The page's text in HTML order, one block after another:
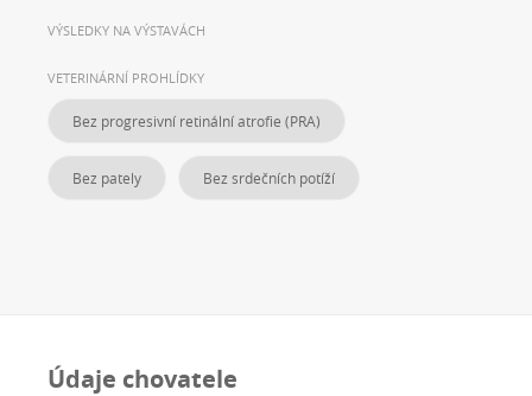
VÝSLEDKY NA VÝSTAVÁCH
VETERINÁRNÍ PROHLÍDKY
Bez progresivní retinální atrofie (PRA)
Bez pately Bez srdečních potíží
Údaje chovatele